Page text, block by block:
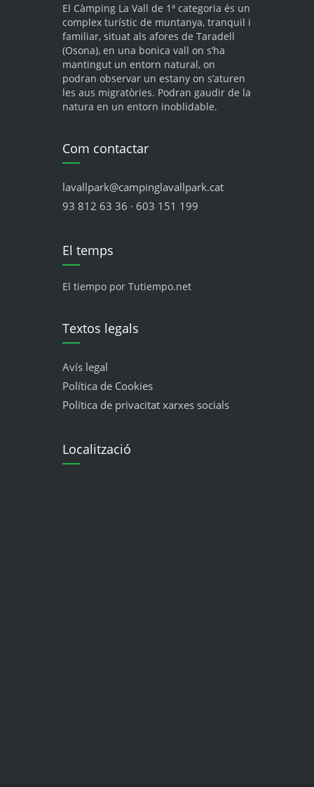
El Càmping La Vall de 1ª categoria és un
complex turístic de muntanya, tranquil i
familiar, situat als afores de Taradell
(Osona), en una bonica vall on s’ha
mantingut un entorn natural, on
podran observar un estany on s’aturen
les aus migratòries. Podran gaudir de la
natura en un entorn inoblidable.
Com contactar
lavallpark@campinglavallpark.cat
93 812 63 36 · 603 151 199
El temps
El tiempo por Tutiempo.net
Textos legals
Avís legal
Política de Cookies
Política de privacitat xarxes socials
Localització